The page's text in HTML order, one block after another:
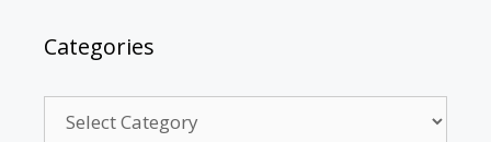
Categories